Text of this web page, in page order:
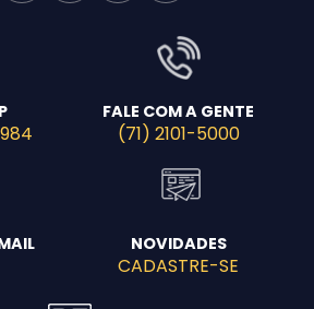
FALE COM A GENTE
(71) 2101-5000
NOVIDADES
CADASTRE-SE